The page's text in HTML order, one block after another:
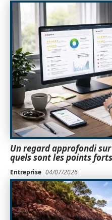
Un regard approfondi
quels sont les points
Entreprise 04/07/2026